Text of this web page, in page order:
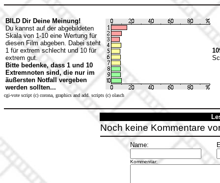
BILD Dir Deine Meinung!
Du kannst auf der abgebildeten
Skala von 1-10 eine Wertung für
diesen Film abgeben. Dabei steht
1 für extrem schlecht und 10 für
extrem gut.
Bitte bedenke, dass 1 und 10
Extremnoten sind, die nur im
äußersten Notfall vergeben
werden sollten...
cgi-vote script (c) corona, graphics and add. scripts (c) olasch
Noch keine Kommentare
Name:
Kommentar: